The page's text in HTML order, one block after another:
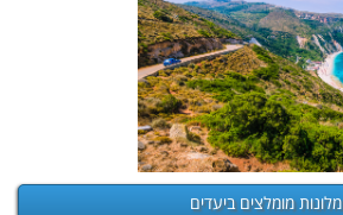
מלונות מומלצים ביעדים